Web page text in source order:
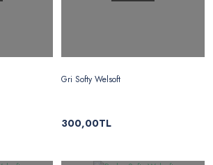
Gri Softy Welsoft
300,00TL